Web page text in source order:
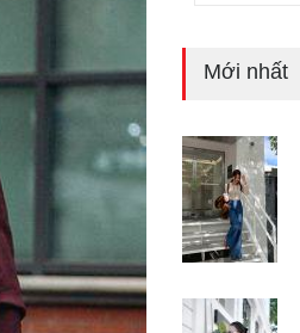
Mới nhất